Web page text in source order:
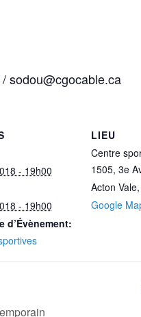
sodou@cgocable.ca
- 19h00
- 19h00
d’Évènement:
LIEU
Centre
1505, 3e
Acton Vale,
Google